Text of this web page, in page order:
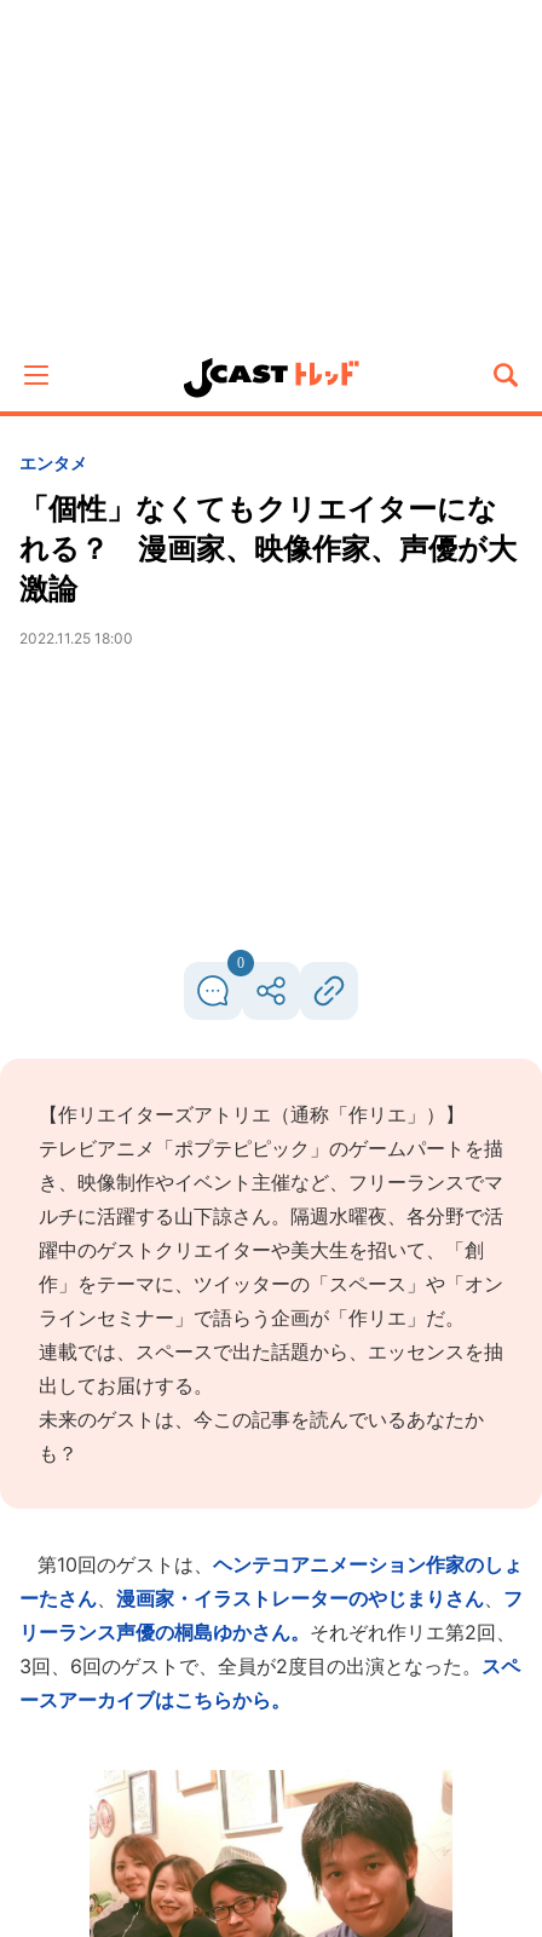
エンタメ
「個性」なくてもクリエイターにな
れる？ 漫画家、映像作家、声優が大
激論
2022.11.25 18:00
0
【作リエイターズアトリエ（通称「作リエ」）】
テレビアニメ「ポプテピピック」のゲームパートを描
き、映像制作やイベント主催など、フリーランスでマ
ルチに活躍する山下諒さん。隔週水曜夜、各分野で活
躍中のゲストクリエイターや美大生を招いて、「創
作」をテーマに、ツイッターの「スペース」や「オン
ラインセミナー」で語らう企画が「作リエ」だ。
連載では、スペースで出た話題から、エッセンスを抽
出してお届けする。
未来のゲストは、今この記事を読んでいるあなたか
も？
第10回のゲストは、 ヘンテコアニメーション作家のしょ
ーたさん、 漫画家・イラストレーターのやじまりさん、 フ
リーランス声優の桐島ゆかさん。 それぞれ作リエ第2回、
3回、6回のゲストで、全員が2度目の出演となった。 スペ
ースアーカイブはこちらから。